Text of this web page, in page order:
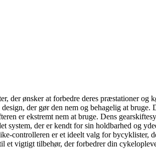
ønsker at forbedre deres præstationer og
der gør den nem og behagelig at
er ekstremt nem at bruge. Dens
der er kendt for sin holdbarhed og
controlleren er et ideelt valg for bycyklister,
et vigtigt tilbehør, der forbedrer din